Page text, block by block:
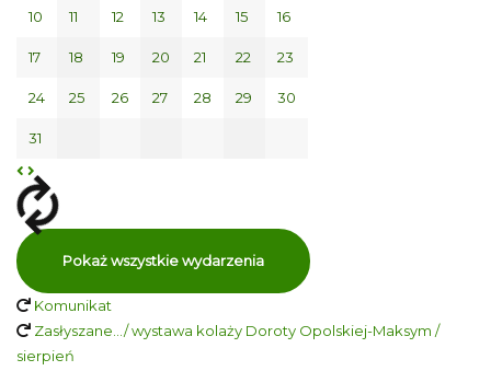
10 11 12 13 14 15 16
17 18 19 20 21 22 23
24 25 26 27 28 29 30
31
Pokaż wszystkie wydarzenia
Komunikat
Zasłyszane…/ wystawa kolaży Doroty Opolskiej-Maksym /
sierpień